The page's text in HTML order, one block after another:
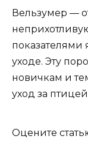
Вельзумер —
показателями
уходе. Эту
новичкам и
уход за
Оцените